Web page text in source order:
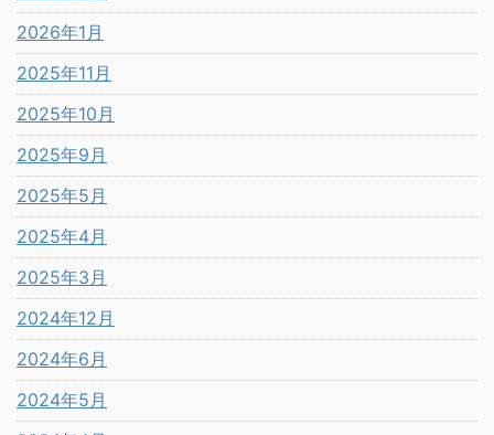
2026年1月
2025年11月
2025年10月
2025年9月
2025年5月
2025年4月
2025年3月
2024年12月
2024年6月
2024年5月